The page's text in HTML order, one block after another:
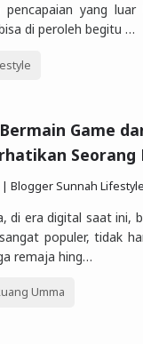
pencapaian yang
di peroleh begitu …
Game
Seorang
Sunnah Lifestyle | Berbagi
di era digital saat ini,
populer, tidak
remaja hing…
Umma